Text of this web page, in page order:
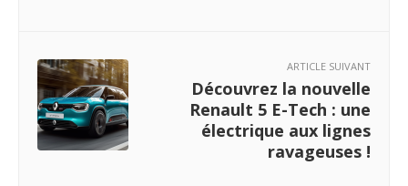
ARTICLE SUIVANT
Découvrez la nouvelle
Renault 5 E-Tech : une
électrique aux lignes
ravageuses !